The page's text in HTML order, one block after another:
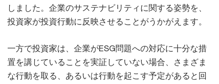
しました。企業のサステナビリティに関する姿勢を、
投資家が投資行動に反映させることがうかがえます。
一方で投資家は、企業がESG問題への対応に十分な措
置を講じていることを実証していない場合、さまざま
な行動を取る、あるいは行動を起こす予定があると回